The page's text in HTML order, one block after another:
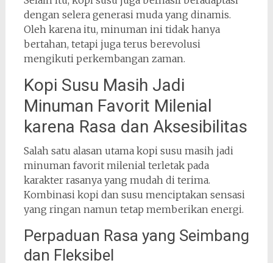
dengan selera generasi muda yang dinamis.
Oleh karena itu, minuman ini tidak hanya
bertahan, tetapi juga terus berevolusi
mengikuti perkembangan zaman.
Kopi Susu Masih Jadi
Minuman Favorit Milenial
karena Rasa dan Aksesibilitas
Salah satu alasan utama kopi susu masih jadi
minuman favorit milenial terletak pada
karakter rasanya yang mudah di terima.
Kombinasi kopi dan susu menciptakan sensasi
yang ringan namun tetap memberikan energi.
Perpaduan Rasa yang Seimbang
dan Fleksibel